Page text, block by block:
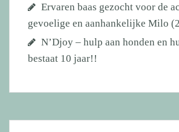
Ervaren baas gezocht voor de
gevoelige en aanhankelijke Milo
N’Djoy – hulp aan honden en
bestaat 10 jaar!!